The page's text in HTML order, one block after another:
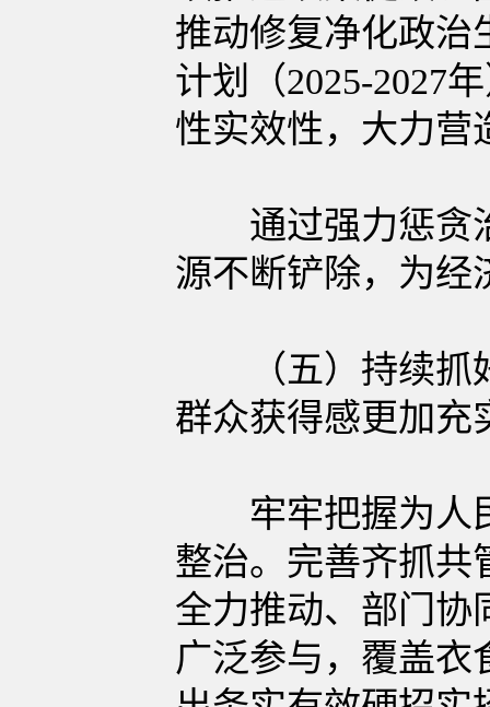
推动修复净化政治
计划（2025-2027
性实效性，大力营
通过强力惩贪治
源不断铲除，为经
（五）持续抓好
群众获得感更加充
牢牢把握为人民
整治。完善齐抓共
全力推动、部门协
广泛参与，覆盖衣